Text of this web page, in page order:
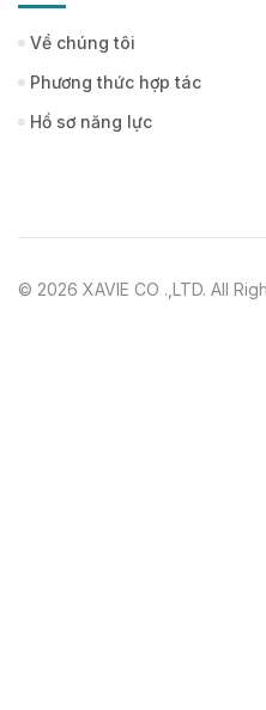
Về chúng tôi
Phương thức hợp tác
Hồ sơ năng lực
© 2026 XAVIE CO .,LTD. All